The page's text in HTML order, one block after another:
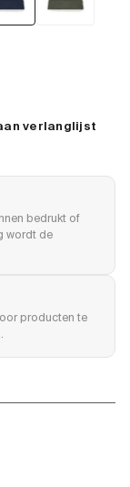
verlanglijst
bedrukt of
wordt de
producten te